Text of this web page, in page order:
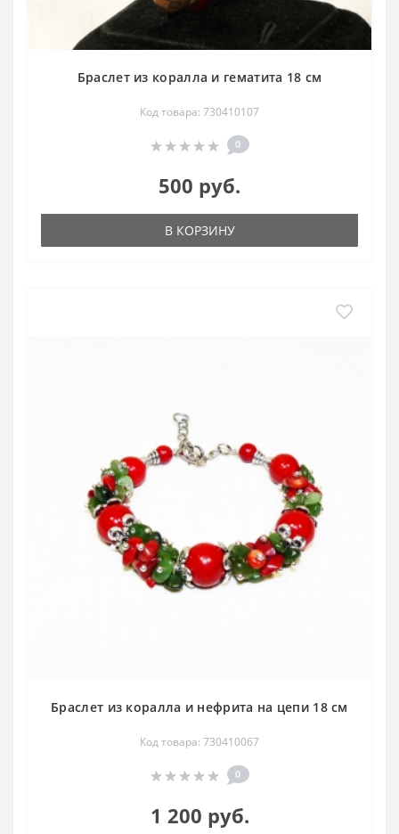
Браслет из коралла и гематита 18 см
Код товара: 730410107
0
500 руб.
В КОРЗИНУ
Браслет из коралла и нефрита на цепи 18 см
Код товара: 730410067
0
1 200 руб.